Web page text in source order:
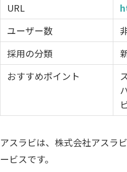
URL
ユーザー数
採用の分類
おすすめポイント
アスラビは、株式会社アスラ
ービスです。